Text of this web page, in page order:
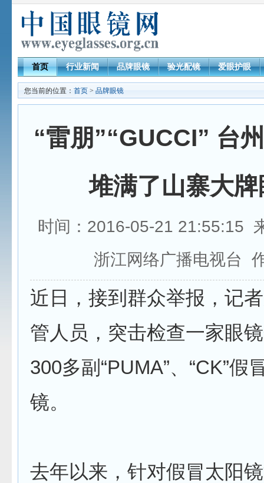
首页 行业新闻 品牌眼镜 验光配镜 爱眼护眼
您当前的位置： 首页 > 品牌眼镜
“雷朋”“GUCCI” 台
堆满了山寨大牌
时间：2016-05-21 21:55:15
浙江网络广播电视台
近日，接到群众举报，记
管人员，突击检查一家眼
300多副“PUMA”、“CK”假
镜。
去年以来，针对假冒太阳